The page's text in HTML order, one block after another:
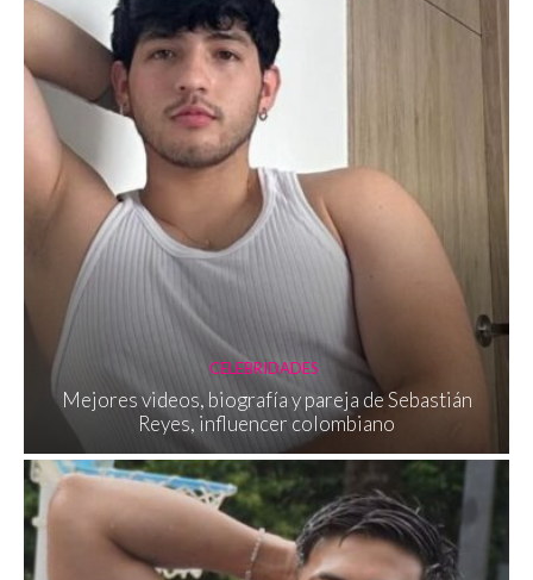
CELEBRIDADES
Mejores videos, biografía y pareja de Sebastián
Reyes, influencer colombiano